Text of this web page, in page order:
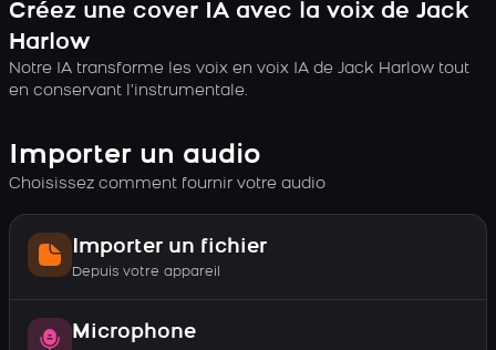
Créez une cover IA avec la voix de Jack
Harlow
Notre IA transforme les voix en voix IA de Jack Harlow tout
en conservant l’instrumentale.
Importer un audio
Choisissez comment fournir votre audio
Importer un fichier
Depuis votre appareil
Microphone